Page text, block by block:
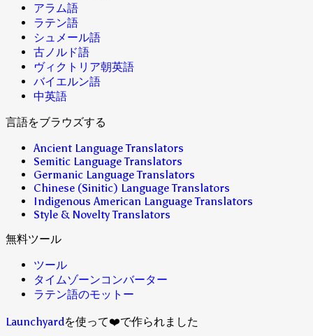
アラム語
ラテン語
シュメール語
古ノルド語
ヴィクトリア朝英語
バイエルン語
中英語
言語をブラウズする
Ancient Language Translators
Semitic Language Translators
Germanic Language Translators
Chinese (Sinitic) Language Translators
Indigenous American Language Translators
Style & Novelty Translators
無料ツール
ツール
タイムゾーンコンバーター
ラテン語のモットー
Launchyardを使って❤️で作られました